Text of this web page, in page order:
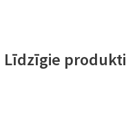
Līdzīgie produkti